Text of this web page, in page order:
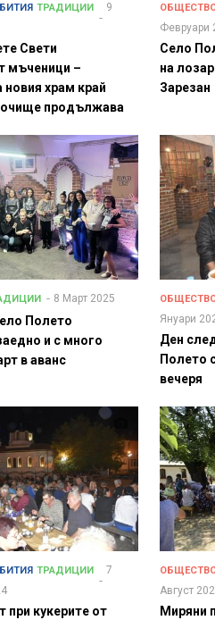
ТРАДИЦИИ
9
Свети
мъченици –
храм край
продължава
Февруари
Село
на
Зарезан
8 Март 2025
Полето
и с много
в аванс
Януари
Ден
Полето
вечеря
ТРАДИЦИИ
7
при кукерите от
Август
Миряни